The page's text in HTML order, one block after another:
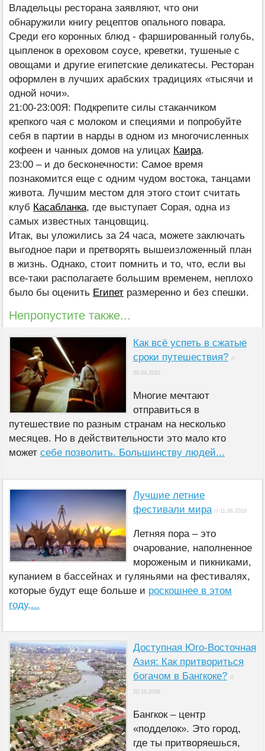
Владельцы ресторана заявляют, что они
обнаружили книгу рецептов опального повара.
Среди его коронных блюд - фаршированный голубь,
цыпленок в ореховом соусе, креветки, тушеные с
овощами и другие египетские деликатесы. Ресторан
оформлен в лучших арабских традициях «тысячи и
одной ночи».
21:00-23:00Я: Подкрепите силы стаканчиком
крепкого чая с молоком и специями и попробуйте
себя в партии в нарды в одном из многочисленных
кофеен и чанных домов на улицах Каира.
23:00 – и до бесконечности: Самое время
познакомится еще с одним чудом востока, танцами
живота. Лучшим местом для этого стоит считать
клуб Касабланка, где выступает Сорая, одна из
самых известных танцовщиц.
Итак, вы уложились за 24 часа, можете заключать
выгодное пари и претворять вышеизложенный план
в жизнь. Однако, стоит помнить и то, что, если вы
все-таки располагаете большим временем, неплохо
было бы оценить Египет размеренно и без спешки.
Непропустите также...
Как всё успеть в сжатые
сроки путешествия? //
30.04.2010
Многие мечтают
отправиться в
путешествие по разным странам на несколько
месяцев. Но в действительности это мало кто
может себе позволить. Большинству людей...
Лучшие летние
фестивали мира // 11.06.2010
Летняя пора – это
очарование, наполненное
мороженым и пикниками,
купанием в бассейнах и гуляньями на фестивалях,
которые будут еще больше и роскошнее в этом
году,...
Доступная Юго-Восточная
Азия: Как притвориться
богачом в Бангкоке? //
20.10.2009
Бангкок – центр
«подделок». Это город,
где ты притворяешься,